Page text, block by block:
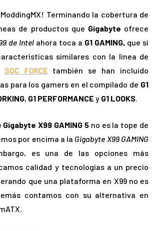
Terminando la cobertura de
de productos que Gigabyte ofrece
de Intel ahora toca a G1 GAMING, que si
similares con la linea de
SOC FORCEtambién se han incluido
para los gamers en el compilado de G1
, G1 PERFORMANCE y G1 LOOKS.
Gigabyte X99 GAMING 5no es la tope de
por encima a la Gigabyte X99 GAMING
es una de las opciones más
calidad y tecnologías a un precio
que una plataforma en X99 no es
contamos con su alternativa en